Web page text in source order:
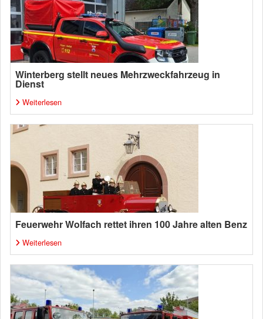
Winterberg stellt neues Mehrzweckfahrzeug in
Dienst
Weiterlesen
Feuerwehr Wolfach rettet ihren 100 Jahre alten Benz
Weiterlesen